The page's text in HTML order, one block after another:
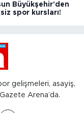
Büyükşehir'den
spor kursları!
gelişmeleri, asayiş,
Arena’da.